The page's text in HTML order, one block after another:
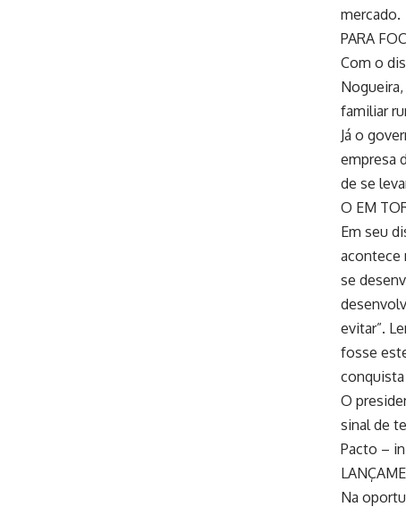
mercado.
PARA
Com o
familiar
Já o
empresa
de se
O EM
Em seu
acontece
se
evitar”.
fosse
O
sinal de
Pacto –
Na